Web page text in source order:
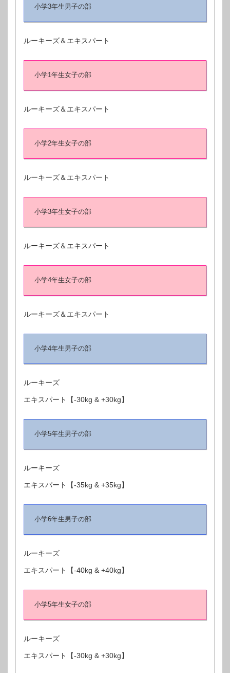
小学3年生男子の部
ルーキーズ＆エキスパート
小学1年生女子の部
ルーキーズ＆エキスパート
小学2年生女子の部
ルーキーズ＆エキスパート
小学3年生女子の部
ルーキーズ＆エキスパート
小学4年生女子の部
ルーキーズ＆エキスパート
小学4年生男子の部
ルーキーズ
エキスパート【-30kg & +30kg】
小学5年生男子の部
ルーキーズ
エキスパート【-35kg & +35kg】
小学6年生男子の部
ルーキーズ
エキスパート【-40kg & +40kg】
小学5年生女子の部
ルーキーズ
エキスパート【-30kg & +30kg】